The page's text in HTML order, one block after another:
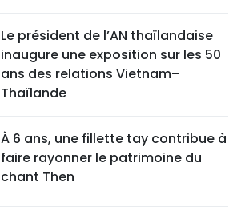
Le président de l’AN thaïlandaise
inaugure une exposition sur les 50
ans des relations Vietnam–
Thaïlande
À 6 ans, une fillette tay contribue à
faire rayonner le patrimoine du
chant Then